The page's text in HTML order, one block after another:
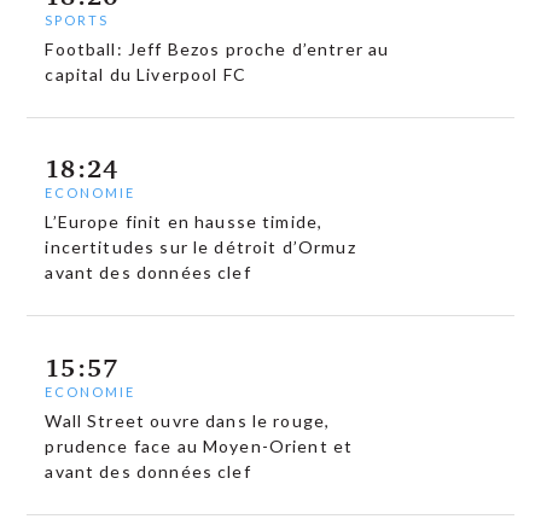
SPORTS
Football: Jeff Bezos proche d’entrer au
capital du Liverpool FC
18:24
ECONOMIE
L’Europe finit en hausse timide,
incertitudes sur le détroit d’Ormuz
avant des données clef
15:57
ECONOMIE
Wall Street ouvre dans le rouge,
prudence face au Moyen-Orient et
avant des données clef